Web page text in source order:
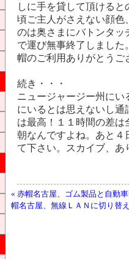
しに手を貸して頂ける
頃ご主人がさえない顔色
のは奥さまにバトンタッ
で運び無事終了しまし
帽のご利用ありがとうご
続き・・・
ニュージャージー州に
にいるとは思えないし
は最高！１１時間の差
朝なんですよね。あと４
て下さい。スカイブ、あ
« 赤帽名古屋、ゴム製品と自動
帽名古屋、無線ＬＡＮに切り替